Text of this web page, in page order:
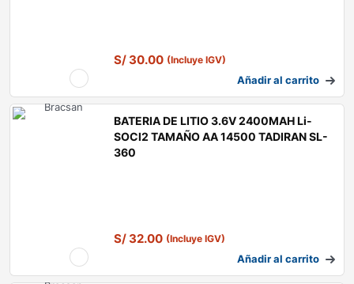
S/30.00 (Incluye IGV)
Añadir al carrito
BATERIA DE LITIO 3.6V 2400MAH Li-
SOCl2 TAMAÑO AA 14500 TADIRAN SL-
360
S/32.00 (Incluye IGV)
Añadir al carrito